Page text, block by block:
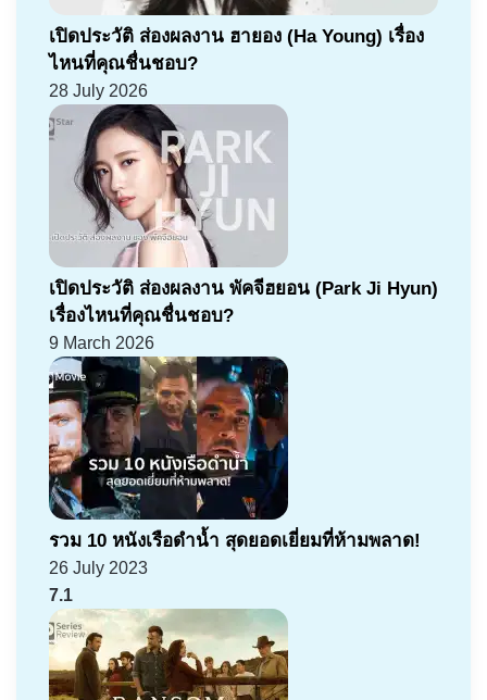
เปิดประวัติ ส่องผลงาน ฮายอง (Ha Young) เรื่อง
ไหนที่คุณชื่นชอบ?
28 July 2026
เปิดประวัติ ส่องผลงาน พัคจีฮยอน (Park Ji Hyun)
เรื่องไหนที่คุณชื่นชอบ?
9 March 2026
รวม 10 หนังเรือดำน้ำ สุดยอดเยี่ยมที่ห้ามพลาด!
26 July 2023
7.1